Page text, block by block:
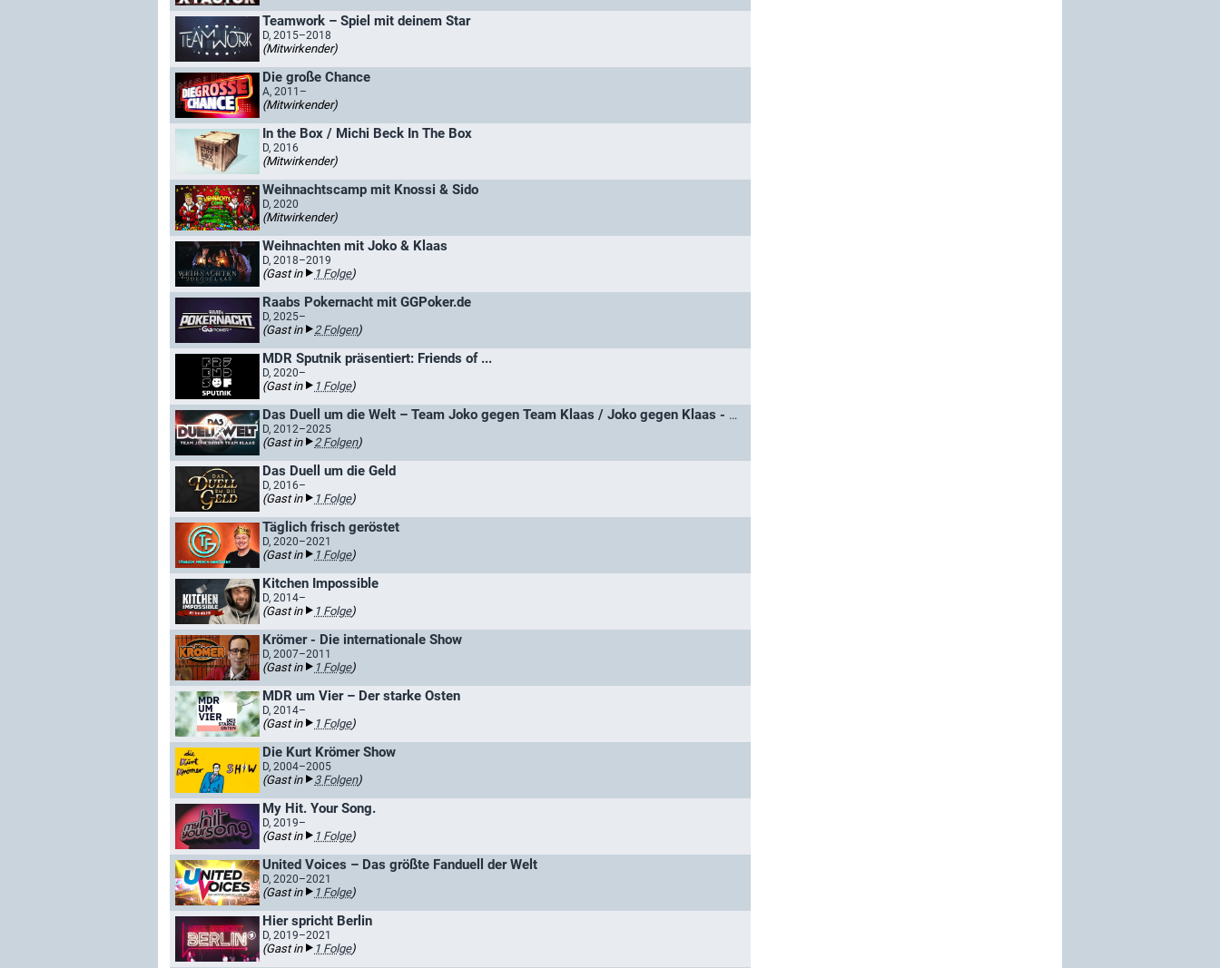
Teamwork – Spiel mit deinem Star
D, 2015–2018
(Mitwirkender)
Die große Chance
A, 2011–
(Mitwirkender)
In the Box / Michi Beck In The Box
D, 2016
(Mitwirkender)
Weihnachtscamp mit Knossi & Sido
D, 2020
(Mitwirkender)
Weihnachten mit Joko & Klaas
D, 2018–2019
(Gast in 1 Folge)
Raabs Pokernacht mit GGPoker.de
D, 2025–
(Gast in 2 Folgen)
MDR Sputnik präsentiert: Friends of ...
D, 2020–
(Gast in 1 Folge)
Das Duell um die Welt – Team Joko gegen Team Klaas / Joko gegen Klaas - Das Duell um die Welt
D, 2012–2025
(Gast in 2 Folgen)
Das Duell um die Geld
D, 2016–
(Gast in 1 Folge)
Täglich frisch geröstet
D, 2020–2021
(Gast in 1 Folge)
Kitchen Impossible
D, 2014–
(Gast in 1 Folge)
Krömer - Die internationale Show
D, 2007–2011
(Gast in 1 Folge)
MDR um Vier – Der starke Osten
D, 2014–
(Gast in 1 Folge)
Die Kurt Krömer Show
D, 2004–2005
(Gast in 3 Folgen)
My Hit. Your Song.
D, 2019–
(Gast in 1 Folge)
United Voices – Das größte Fanduell der Welt
D, 2020–2021
(Gast in 1 Folge)
Hier spricht Berlin
D, 2019–2021
(Gast in 1 Folge)